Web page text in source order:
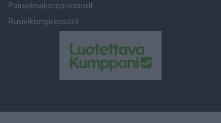
Paineilmakompressorit
Ruuvikompressorit